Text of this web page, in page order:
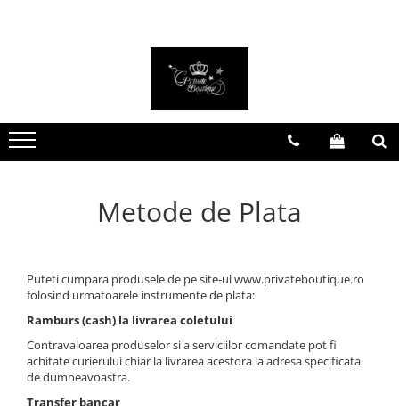
Treninguri
Rochii
Ghete
Accesorii
Jachete
Treninguri
Parfumuri damă
Parfumuri unisex
Parfumuri damă
Parfumuri unisex
Metode de Plata
Puteti cumpara produsele de pe site-ul www.privateboutique.ro
folosind urmatoarele instrumente de plata:
Ramburs (cash) la livrarea coletului
Contravaloarea produselor si a serviciilor comandate pot fi
achitate curierului chiar la livrarea acestora la adresa specificata
de dumneavoastra.
Transfer bancar